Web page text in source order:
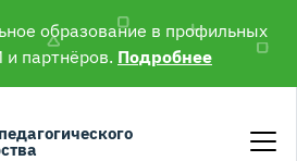
образование в профильных
партнёров. Подробнее